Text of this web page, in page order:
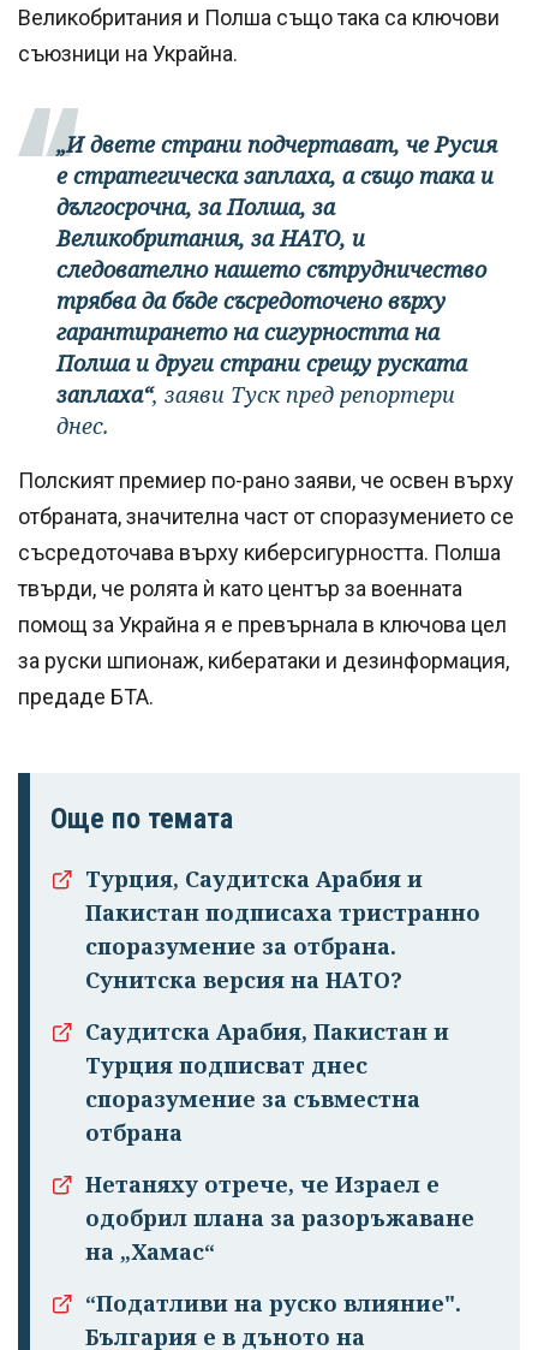
излязохте от
профила си!
Великобритания и Полша също така са ключови
съюзници на Украйна.
„И двете страни подчертават, че Русия
е стратегическа заплаха, а също така и
дългосрочна, за Полша, за
Великобритания, за НАТО, и
следователно нашето сътрудничество
трябва да бъде съсредоточено върху
гарантирането на сигурността на
Полша и други страни срещу руската
заплаха“, заяви Туск пред репортери
днес.
Полският премиер по-рано заяви, че освен върху
отбраната, значителна част от споразумението се
съсредоточава върху киберсигурността. Полша
твърди, че ролята ѝ като център за военната
помощ за Украйна я е превърнала в ключова цел
за руски шпионаж, кибератаки и дезинформация,
предаде БТА.
Още по темата
Турция, Саудитска Арабия и
Пакистан подписаха тристранно
споразумение за отбрана.
Сунитска версия на НАТО?
Саудитска Арабия, Пакистан и
Турция подписват днес
споразумение за съвместна
отбрана
Нетаняху отрече, че Израел е
одобрил плана за разоръжаване
на „Хамас“
“Податливи на руско влияние".
България е в дъното на